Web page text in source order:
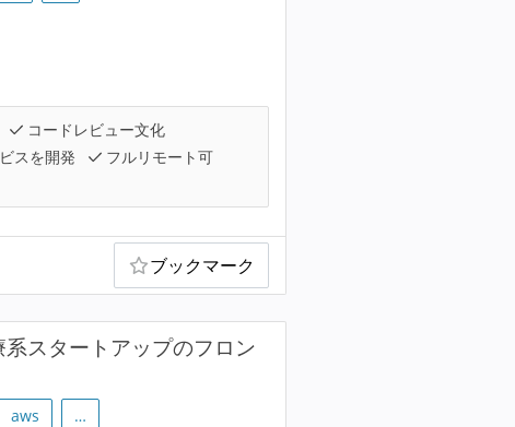
コードレビュー文化
スを開発
フルリモート可
ブックマーク
スタートアップのフロン
aws …